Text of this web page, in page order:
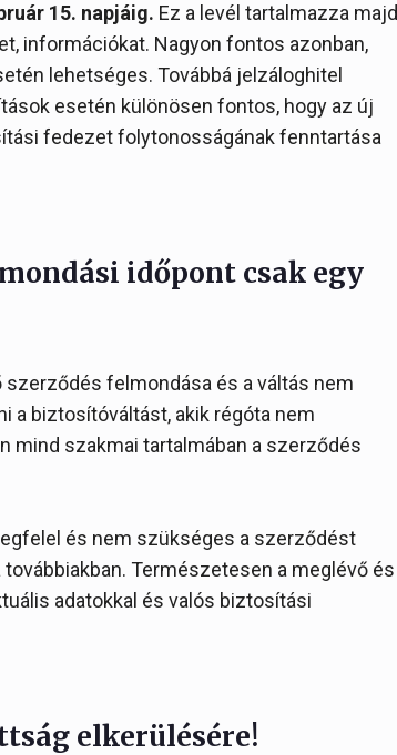
15. napjáig. Ez a levél tartalmazza majd
információkat. Nagyon fontos azonban,
lehetséges. Továbbá jelzáloghitel
esetén különösen fontos, hogy az új
fedezet folytonosságának fenntartása
időpont csak egy
felmondása és a váltás nem
a biztosítóváltást, akik régóta nem
mind szakmai tartalmában a szerződés
és nem szükséges a szerződést
Természetesen a meglévő és
adatokkal és valós biztosítási
elkerülésére!